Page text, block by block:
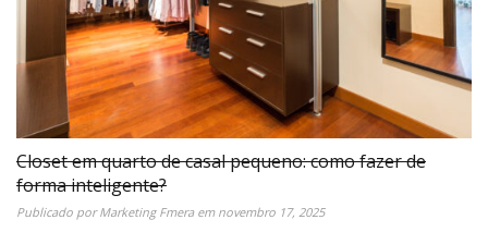
Closet em quarto de casal pequeno: como fazer de
forma inteligente?
Publicado porMarketing Fmeraem novembro 17, 2025